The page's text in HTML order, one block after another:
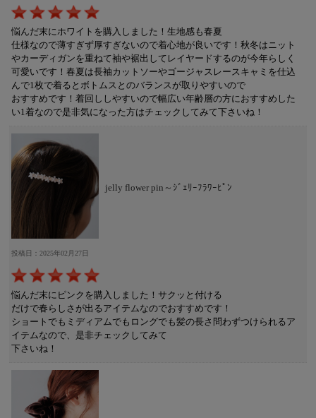
悩んだ末にホワイトを購入しました！生地感も春夏
仕様なので薄すぎず厚すぎないので着心地が良いです！秋冬はニット
やカーディガンを重ねて袖や裾出してレイヤードするのが今年らしく
可愛いです！春夏は長袖カットソーやゴージャスレースキャミを仕込
んで1枚で着るとボトムスとのバランスが取りやすいので
おすすめです！着回ししやすいので幅広い年齢層の方におすすめした
い1着なので是非気になった方はチェックしてみて下さいね！
jelly flower pin～ｼﾞｪﾘｰﾌﾗﾜｰﾋﾟﾝ
投稿日：2025年02月27日
悩んだ末にピンクを購入しました！サクッと付ける
だけで春らしさが出るアイテムなのでおすすめです！
ショートでもミディアムでもロングでも髪の長さ問わずつけられるア
イテムなので、是非チェックしてみて
下さいね！